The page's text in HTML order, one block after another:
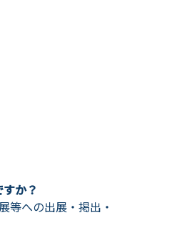
か？
等への出展・掲出・